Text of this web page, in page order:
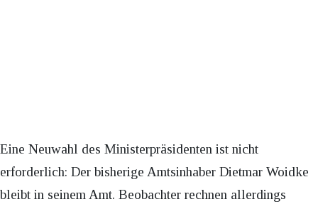
Eine Neuwahl des Ministerpräsidenten ist nicht
erforderlich: Der bisherige Amtsinhaber Dietmar Woidke
bleibt in seinem Amt. Beobachter rechnen allerdings